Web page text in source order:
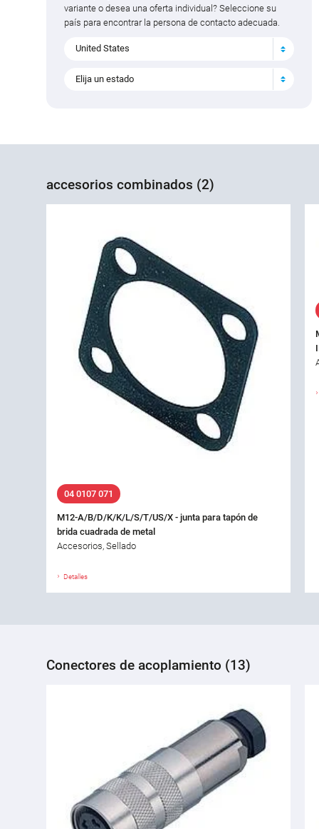
variante o desea una oferta individual? Seleccione su
país para encontrar la persona de contacto adecuada.
United States
Elija un estado
accesorios combinados (2)
04 0107 071
M12-A/B/D/K/K/L/S/T/US/X - junta para tapón de
brida cuadrada de metal
Accesorios, Sellado
Detalles
Conectores de acoplamiento (13)